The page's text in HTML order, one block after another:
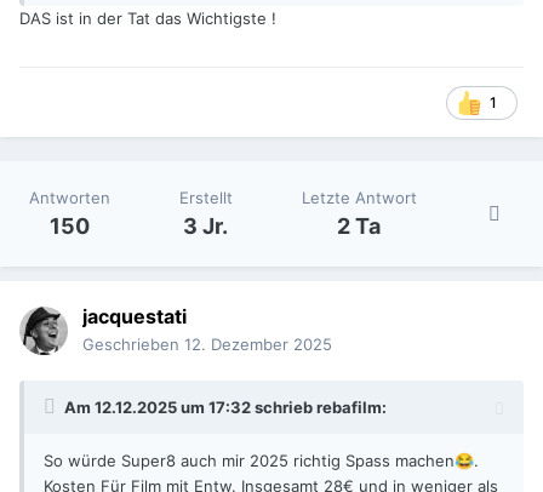
DAS ist in der Tat das Wichtigste !
1
Antworten
150
Erstellt
3 Jr.
Letzte Antwort
2 Ta
jacquestati
Geschrieben 12. Dezember 2025
Am 12.12.2025 um 17:32 schriebrebafilm:
So würde Super8 auch mir 2025 richtig Spass machen😂.
Kosten Für Film mit Entw. Insgesamt 28€ und in weniger als